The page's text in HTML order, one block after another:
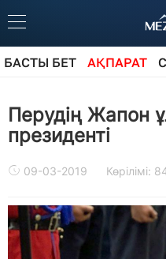
БАСТЫ БЕТ АҚПАРАТ
Перудің Жапон
президенті
09-03-2019 Көрілімі: